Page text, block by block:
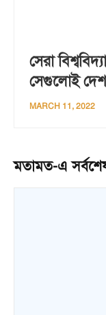
সেরা
সেগুলোই
MARCH 11, 2022
মতামত-এ